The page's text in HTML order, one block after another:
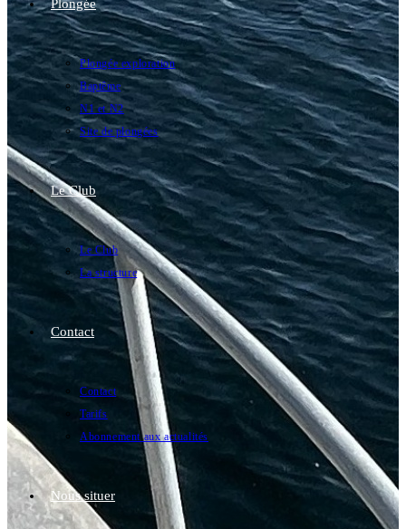
Plongée
Plongée exploration
Baptême
N1 et N2
Site de plongées
Le Club
Le Club
La structure
Contact
Contact
Tarifs
Abonnement aux actualités
Nous situer